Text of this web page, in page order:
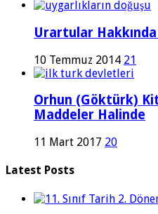
Urartular
10 Temmuz 2014 21
Orhun (Göktürk)
Maddeler Halinde
11 Mart 2017 20
Latest Posts